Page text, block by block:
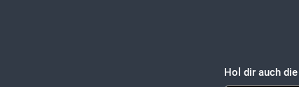
Hol dir auch